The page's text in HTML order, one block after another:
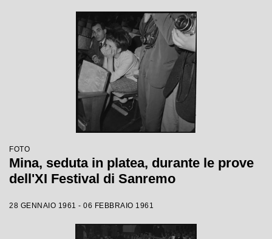
FOTO
Mina, seduta in platea, durante le prove
dell'XI Festival di Sanremo
28 GENNAIO 1961 - 06 FEBBRAIO 1961